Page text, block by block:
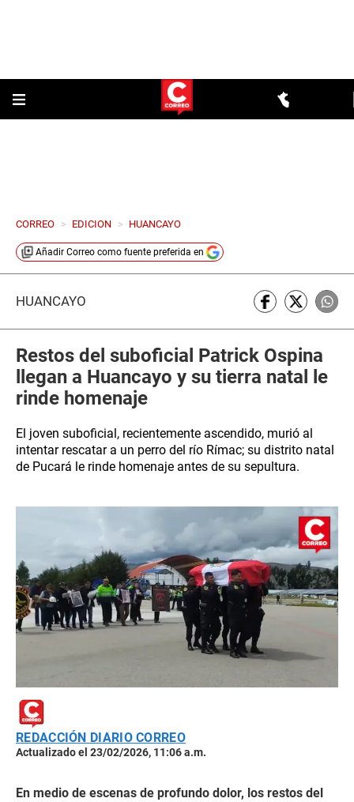
CORREO > EDICION > HUANCAYO
Añadir Correo como fuente preferida en
HUANCAYO
Restos del suboficial Patrick Ospina
llegan a Huancayo y su tierra natal le
rinde homenaje
El joven suboficial, recientemente ascendido, murió al
intentar rescatar a un perro del río Rímac; su distrito natal
de Pucará le rinde homenaje antes de su sepultura.
REDACCIÓN DIARIO CORREO
Actualizado el 23/02/2026, 11:06 a.m.
En medio de escenas de profundo dolor, los restos del